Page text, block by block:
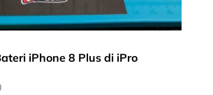
iPhone 8 Plus di iPro